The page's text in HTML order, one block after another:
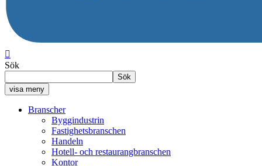

Sök
Sök
visa meny
Branscher
Byggindustrin
Fastighetsbranschen
Handeln
Hotell- och restaurangbranschen
Kontor